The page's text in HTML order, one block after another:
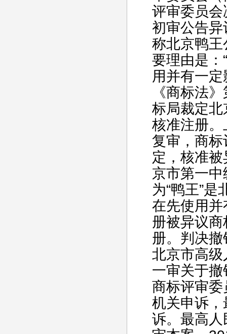
评审委员
初审公告
称北京鸭
要理由是：
用并有一
《商标法
标局裁定
核准注册
复审，商
定，核准
京市第一
为“鸭王”
在先使用
册被异议
册。判决
北京市高
一审关于
商标评审
机关申诉
诉。最高